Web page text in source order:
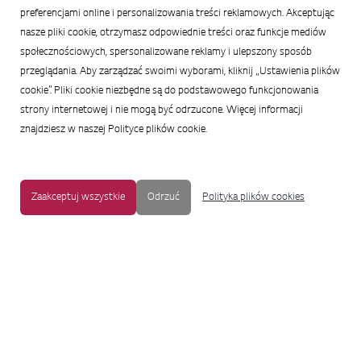
preferencjami online i personalizowania treści reklamowych. Akceptując
nasze pliki cookie, otrzymasz odpowiednie treści oraz funkcje mediów
społecznościowych, spersonalizowane reklamy i ulepszony sposób
przeglądania. Aby zarządzać swoimi wyborami, kliknij „Ustawienia plików
cookie”. Pliki cookie niezbędne są do podstawowego funkcjonowania
strony internetowej i nie mogą być odrzucone. Więcej informacji
znajdziesz w naszej Polityce plików cookie.
Zaakceptuj wszystkie Odrzuć Polityka plików cookies